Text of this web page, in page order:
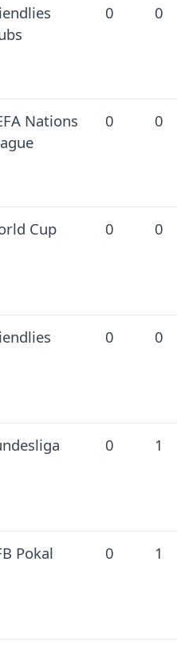
0 0
Nations
0 0
Cup 0 0
0 0
0 1
Pokal 0 1